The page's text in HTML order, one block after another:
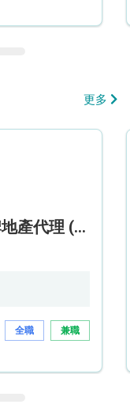
更多
全職/兼職持牌營業員/持牌地產代理 (長沙灣/將軍澳/油塘)
全職 兼職